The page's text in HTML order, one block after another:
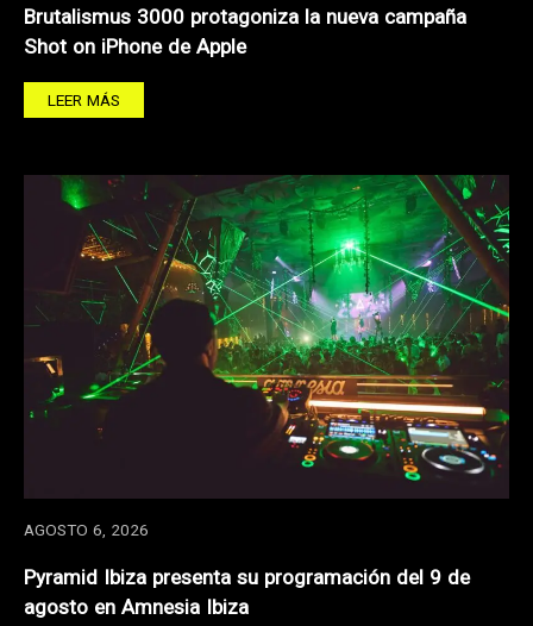
Brutalismus 3000 protagoniza la nueva campaña
Shot on iPhone de Apple
LEER MÁS
AGOSTO 6, 2026
Pyramid Ibiza presenta su programación del 9 de
agosto en Amnesia Ibiza